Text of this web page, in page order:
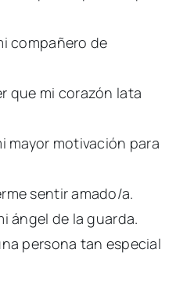
compañero de
que mi corazón lata
mayor motivación para
sentir amado/a.
ángel de la guarda.
persona tan especial